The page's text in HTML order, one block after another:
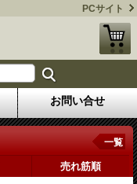
PCサイト
お問い合せ
一覧
売れ筋順